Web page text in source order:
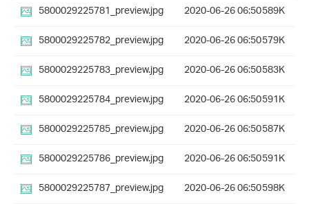
5800029225781_preview.jpg
2020-06-26 06:50589K
5800029225782_preview.jpg
2020-06-26 06:50579K
5800029225783_preview.jpg
2020-06-26 06:50583K
5800029225784_preview.jpg
2020-06-26 06:50591K
5800029225785_preview.jpg
2020-06-26 06:50587K
5800029225786_preview.jpg
2020-06-26 06:50591K
5800029225787_preview.jpg
2020-06-26 06:50598K